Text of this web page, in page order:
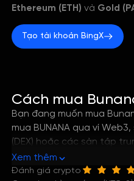
Ethereum (ETH) và Gold
Tạo tài khoản BingX
Cách mua
Bạn đang muốn mua
mua BUNANA qua ví
(DEX) hoặc các sàn tập
bước đơn giản. Hướng dẫn
cách tốt nhất để mua
Xem thêm
Đánh giá crypto